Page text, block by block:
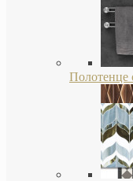
Полотенце